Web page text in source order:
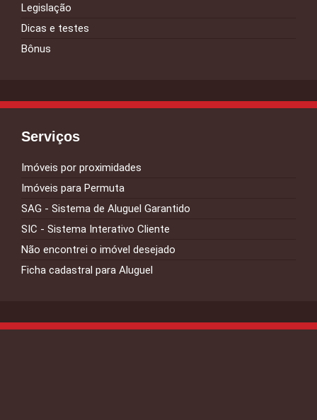
Legislação
Dicas e testes
Bônus
Serviços
Imóveis por proximidades
Imóveis para Permuta
SAG - Sistema de Aluguel Garantido
SIC - Sistema Interativo Cliente
Não encontrei o imóvel desejado
Ficha cadastral para Aluguel